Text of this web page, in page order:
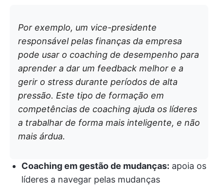
Por exemplo, um vice-presidente
responsável pelas finanças da empresa
pode usar o coaching de desempenho para
aprender a dar um feedback melhor e a
gerir o stress durante períodos de alta
pressão. Este tipo de formação em
competências de coaching ajuda os líderes
a trabalhar de forma mais inteligente, e não
mais árdua.
Coaching em gestão de mudanças: apoia os
líderes a navegar pelas mudanças